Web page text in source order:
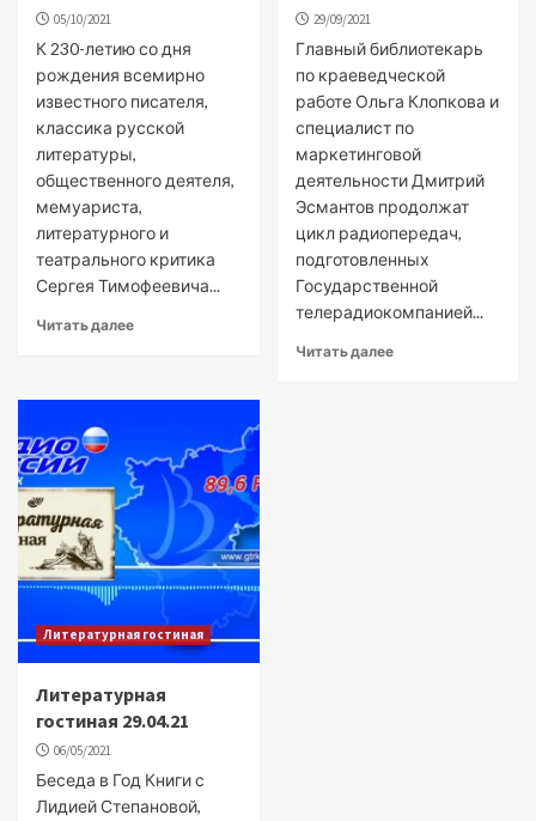
05/10/2021
К 230-летию со дня
рождения всемирно
известного писателя,
классика русской
литературы,
общественного деятеля,
мемуариста,
литературного и
театрального критика
Сергея Тимофеевича...
Читать далее
29/09/2021
Главный библиотекарь
по краеведческой
работе Ольга Клопкова и
специалист по
маркетинговой
деятельности Дмитрий
Эсмантов продолжат
цикл радиопередач,
подготовленных
Государственной
телерадиокомпанией...
Читать далее
Литературная гостиная
Литературная
гостиная 29.04.21
06/05/2021
Беседа в Год Книги с
Лидией Степановой,